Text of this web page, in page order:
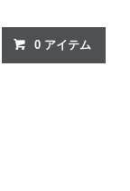
0 アイテム